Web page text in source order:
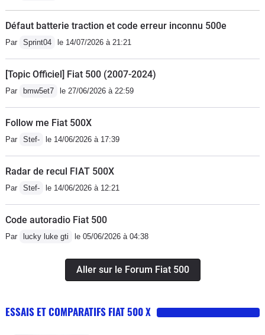
Défaut batterie traction et code erreur inconnu 500e
Par Sprint04 le 14/07/2026 à 21:21
[Topic Officiel] Fiat 500 (2007-2024)
Par bmw5et7 le 27/06/2026 à 22:59
Follow me Fiat 500X
Par Stef- le 14/06/2026 à 17:39
Radar de recul FIAT 500X
Par Stef- le 14/06/2026 à 12:21
Code autoradio Fiat 500
Par lucky luke gti le 05/06/2026 à 04:38
Aller sur le Forum Fiat 500
ESSAIS ET COMPARATIFS FIAT 500 X